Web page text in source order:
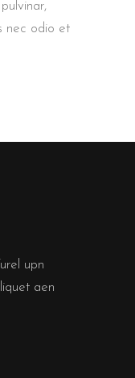
nec odio et
upn
aen